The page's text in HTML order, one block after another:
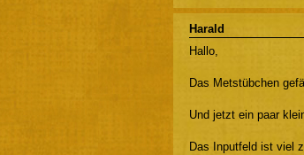
Harald
Hallo,
Das Metstübchen
Und jetzt ein paar
Das Inputfeld ist viel